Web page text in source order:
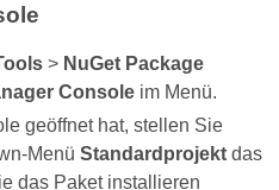
> NuGet Package
Console im Menü.
geöffnet hat, stellen Sie
Menü Standardprojekt das
das Paket installieren